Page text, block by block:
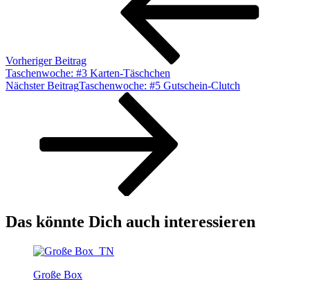
Vorheriger Beitrag
Taschenwoche: #3 Karten-Täschchen
Nächster BeitragTaschenwoche: #5 Gutschein-Clutch
Das könnte Dich auch interessieren
Große Box